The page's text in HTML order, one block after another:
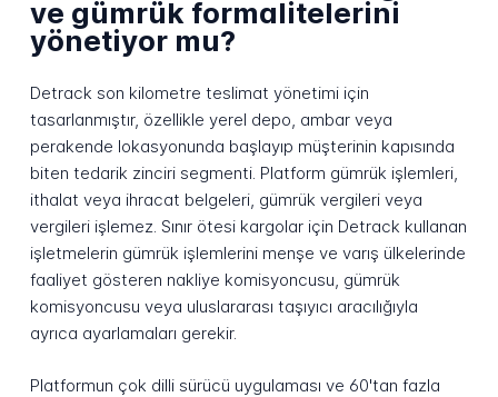
ve gümrük formalitelerini
yönetiyor mu?
Detrack son kilometre teslimat yönetimi için
tasarlanmıştır, özellikle yerel depo, ambar veya
perakende lokasyonunda başlayıp müşterinin kapısında
biten tedarik zinciri segmenti. Platform gümrük işlemleri,
ithalat veya ihracat belgeleri, gümrük vergileri veya
vergileri işlemez. Sınır ötesi kargolar için Detrack kullanan
işletmelerin gümrük işlemlerini menşe ve varış ülkelerinde
faaliyet gösteren nakliye komisyoncusu, gümrük
komisyoncusu veya uluslararası taşıyıcı aracılığıyla
ayrıca ayarlamaları gerekir.
Platformun çok dilli sürücü uygulaması ve 60'tan fazla